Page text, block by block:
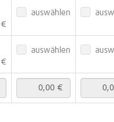
auswählen
auswählen